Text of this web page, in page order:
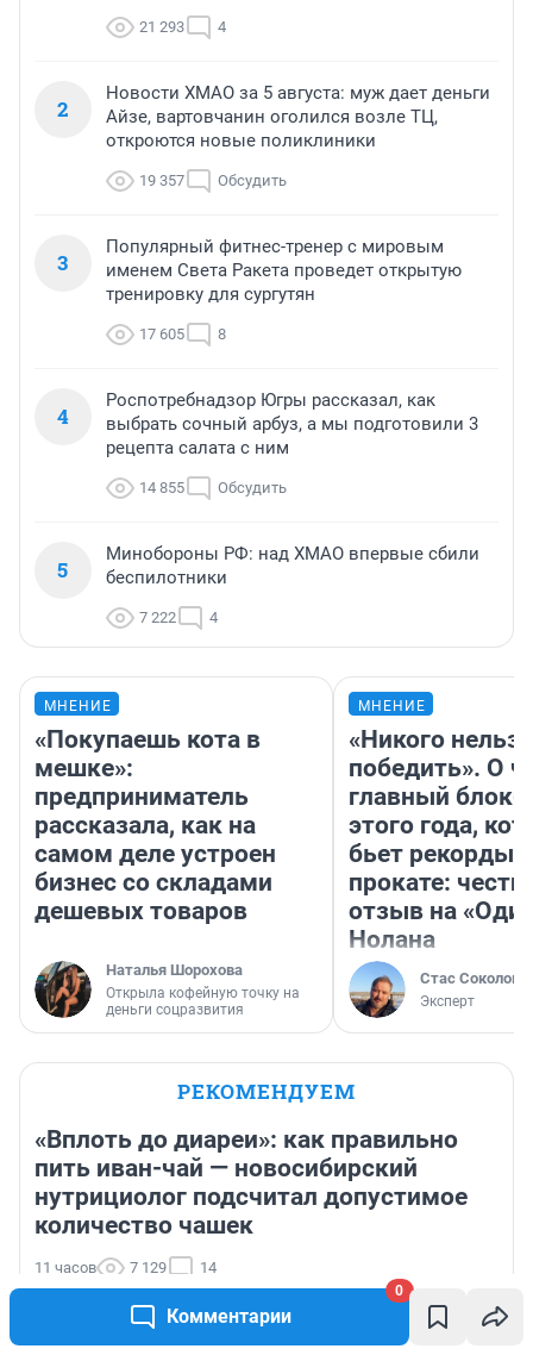
Комментарии
0
21 293 4
2
Новости ХМАО за 5 августа: муж дает деньги
Айзе, вартовчанин оголился возле ТЦ,
откроются новые поликлиники
19 357 Обсудить
3
Популярный фитнес-тренер с мировым
именем Света Ракета проведет открытую
тренировку для сургутян
17 605 8
4
Роспотребнадзор Югры рассказал, как
выбрать сочный арбуз, а мы подготовили 3
рецепта салата с ним
14 855 Обсудить
5
Минобороны РФ: над ХМАО впервые сбили
беспилотники
7 222 4
МНЕНИЕ
«Покупаешь кота в
мешке»:
предприниматель
рассказала, как на
самом деле устроен
бизнес со складами
дешевых товаров
Наталья Шорохова
Открыла кофейную точку на
деньги соцразвития
МНЕНИЕ
«Никого нельзя
победить». О
главный
этого года,
бьет рекорды в
прокате:
отзыв на
Нолана
Стас Соколов
Эксперт
РЕКОМЕНДУЕМ
«Вплоть до диареи»: как правильно
пить иван-чай — новосибирский
нутрициолог подсчитал допустимое
количество чашек
11 часов 7 129 14
«Я потерял жену, детей, всё»: откровения экс-рабочего
уфимской «Лампочки» о долгах по зарплате и
закрытии завода